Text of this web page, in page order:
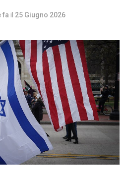
fa il 25 Giugno 2026